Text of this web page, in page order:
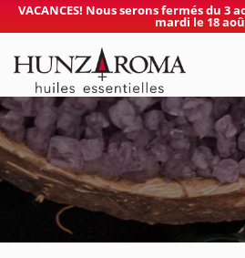
VACANCES! Nous serons fermés du 3
mardi le 18